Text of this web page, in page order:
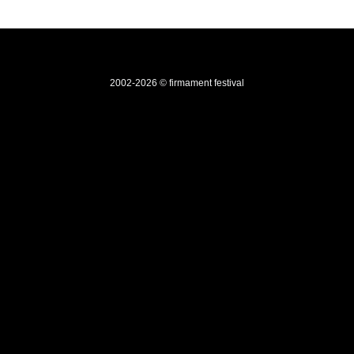
2002-2026 © firmament festival